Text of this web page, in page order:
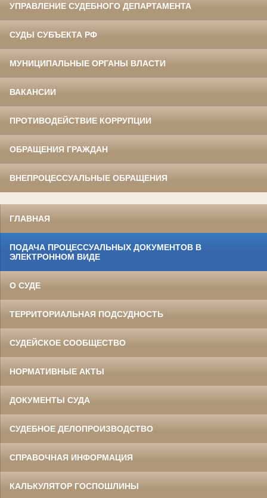
УПРАВЛЕНИЕ СУДЕБНОГО ДЕПАРТАМЕНТА
СУДЫ СУБЪЕКТА РФ
МУНИЦИПАЛЬНЫЕ ОРГАНЫ ВЛАСТИ
ВАКАНСИИ
ПРОТИВОДЕЙСТВИЕ КОРРУПЦИИ
ОБРАЩЕНИЯ ГРАЖДАН
ВНЕПРОЦЕССУАЛЬНЫЕ ОБРАЩЕНИЯ
ГЛАВНАЯ
ПОДАЧА ПРОЦЕССУАЛЬНЫХ ДОКУМЕНТОВ В
ЭЛЕКТРОННОМ ВИДЕ
О СУДЕ
ТЕРРИТОРИАЛЬНАЯ ПОДСУДНОСТЬ
СУДЕЙСКОЕ СООБЩЕСТВО
НОРМАТИВНЫЕ АКТЫ
ДОКУМЕНТЫ СУДА
СУДЕБНОЕ ДЕЛОПРОИЗВОДСТВО
СПРАВОЧНАЯ ИНФОРМАЦИЯ
КАЛЬКУЛЯТОР ГОСПОШЛИНЫ